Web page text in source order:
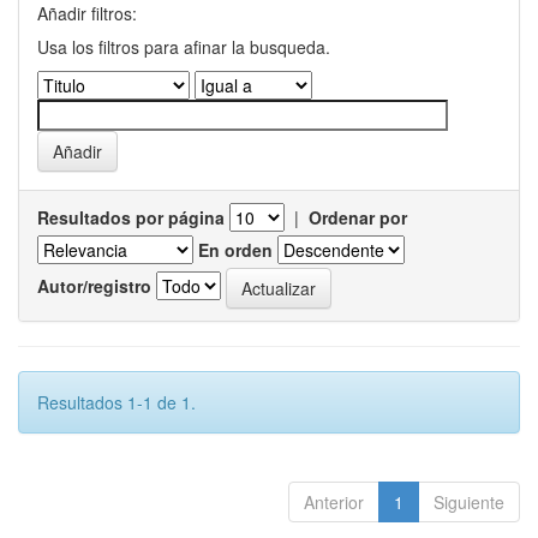
Añadir filtros:
Usa los filtros para afinar la busqueda.
Resultados por página | Ordenar por
En orden
Autor/registro
Resultados 1-1 de 1.
Anterior 1 Siguiente